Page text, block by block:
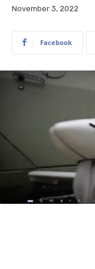
November 3, 2022
Facebook